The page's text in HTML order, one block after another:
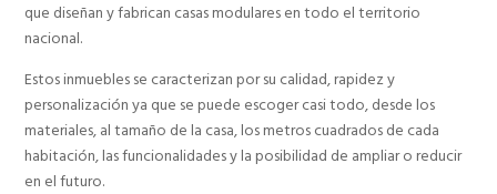
que diseñan y fabrican casas modulares en todo el territorio
nacional.
Estos inmuebles se caracterizan por su calidad, rapidez y
personalización ya que se puede escoger casi todo, desde los
materiales, al tamaño de la casa, los metros cuadrados de cada
habitación, las funcionalidades y la posibilidad de ampliar o reducir
en el futuro.